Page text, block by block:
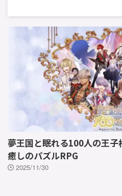
夢王国と眠れる100人の王子
癒しのパズルRPG
2025/11/30